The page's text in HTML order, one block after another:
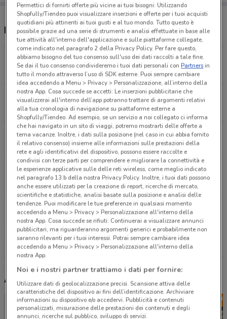
Negozi Banco BPM a Casalecchio di Reno
Via G.marconi, 11 - 13 Casalecchio Di Reno
91 m
CHIUSO
Via Del Lavoro, 4 Casalecchio Di Reno
827 m
CHIUSO
Via Emilia Ponente, 207 Bologna
3.8 km
CHIUSO
Via Guerrini, 2 Bologna
4 km
CHIUSO
Via Risorgimento, 188-190 Zola Predosa
4.2 km
CHIUSO
Tutti i negozi Banco BPM
Altri volantini nelle vicinanze
Permettici di fornirti offerte più vicine ai tuoi bisogni: Utilizzando
Shopfully/Tiendeo puoi visualizzare inserzioni e offerte per i tuoi acquisti
quotidiani più attinenti ai tuoi gusti e al tuo mondo. Tutto questo è
possibile grazie ad una serie di strumenti e analisi effettuate in base alle
tue attività all'interno dell'applicazione e sulle piattaforme collegate,
come indicato nel paragrafo 2 della Privacy Policy. Per fare questo,
abbiamo bisogno del tuo consenso sull'uso dei dati raccolti a tale fine.
Se dai il tuo consenso condivideremo i tuoi dati personali conPartnersin
tutto il mondo attraverso l’uso di SDK esterne. Puoi sempre cambiare
idea accedendo a Menu > Privacy > Personalizzazione, all’interno della
nostra App. Cosa succede se accetti: Le inserzioni pubblicitarie che
visualizzerai all'interno dell’app potranno trattare di argomenti relativi
alla tua cronologia di navigazione su piattaforme esterne a
Shopfully/Tiendeo. Ad esempio, se un servizio a noi collegato ci informa
che hai navigato in un sito di viaggi, potremo mostrarti delle offerte a
tema vacanze. Inoltre, i dati sulla posizione (nel caso in cui abbia fornito
il relativo consenso) insieme alle informazioni sulle prestazioni della
rete e agli identificativi del dispositivo, possono essere raccolte e
condivisi con terze parti per comprendere e migliorare la connettività e
le esperienze applicative sulle delle reti wireless, come meglio indicato
nel paragrafo 13.b della nostra Privacy Policy. Inoltre, i tuoi dati possono
anche essere utilizzati per la creazione di report, ricerche di mercato,
scientifiche e statistiche, analisi basate sulla posizione e analisi delle
tendenze. Puoi modificare le tue preferenze in qualsiasi momento
accedendo a Menu > Privacy > Personalizzazione all'interno della
nostra App. Cosa succede se rifiuti: Continuerai a visualizzare annunci
pubblicitari, ma riguarderanno argomenti generici e probabilmente non
saranno rilevanti per i tuoi interessi. Potrai sempre cambiare idea
accedendo a Menu > Privacy > Personalizzazione all'interno della
nostra App.
Noi e i nostri partner trattiamo i dati per fornire:
Utilizzare dati di geolocalizzazione precisi. Scansione attiva delle
caratteristiche del dispositivo ai fini dell’identificazione. Archiviare
informazioni su dispositivo e/o accedervi. Pubblicità e contenuti
personalizzati, misurazione delle prestazioni dei contenuti e degli
annunci, ricerche sul pubblico, sviluppo di servizi.